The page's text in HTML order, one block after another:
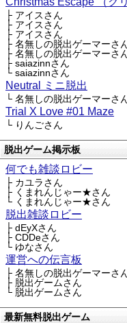
├ アイスさん
├ アイスさん
├ アイスさん
├ 名無しの脱出ゲーマーさ
├ 名無しの脱出ゲーマーさ
├ saiazinnさん
└ saiazinnさん
Neutral ミニ脱出
└ 名無しの脱出ゲーマーさ
Trial X Love #01 Maze
└ りんごさん
脱出ゲーム掲示板
何でも雑談ロビー
├ カユラさん
├ くまれんじゃー★さん
└ くまれんじゃー★さん
脱出雑談ロビー
├ dEyXさん
├ CDDeさん
└ ゆなさん
運営への伝言板
├ 名無しの脱出ゲーマーさ
├ 脱出ゲームさん
└ 脱出ゲームさん
最新無料脱出ゲーム